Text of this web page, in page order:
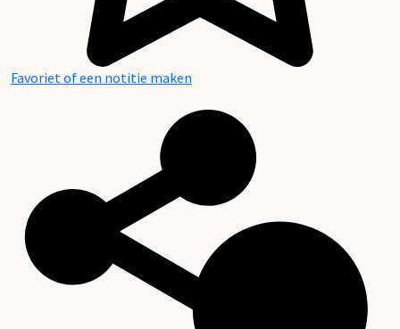
Favoriet of een notitie maken